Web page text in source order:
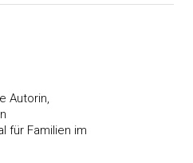
Autorin,
für Familien im